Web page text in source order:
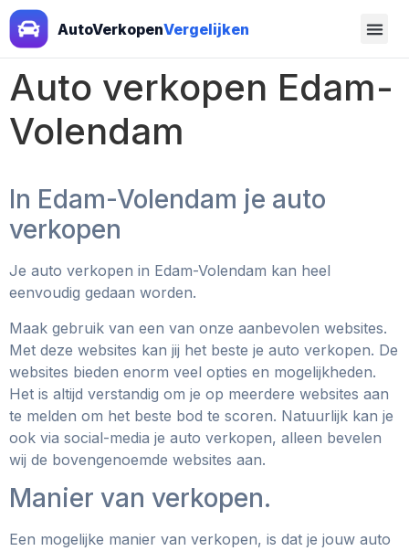
AutoVerkopenVergelijken
Auto verkopen Edam-
Volendam
In Edam-Volendam je auto
verkopen
Je auto verkopen in Edam-Volendam kan heel
eenvoudig gedaan worden.
Maak gebruik van een van onze aanbevolen websites.
Met deze websites kan jij het beste je auto verkopen. De
websites bieden enorm veel opties en mogelijkheden.
Het is altijd verstandig om je op meerdere websites aan
te melden om het beste bod te scoren. Natuurlijk kan je
ook via social-media je auto verkopen, alleen bevelen
wij de bovengenoemde websites aan.
Manier van verkopen.
Een mogelijke manier van verkopen, is dat je jouw auto